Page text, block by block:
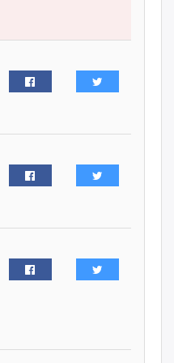
Б.Оюунбилэг:
хяналтын байгууллагаар
Арабын орнуудаас